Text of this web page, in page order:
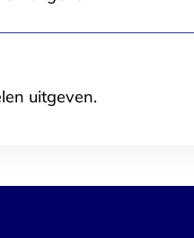
uitgeven.